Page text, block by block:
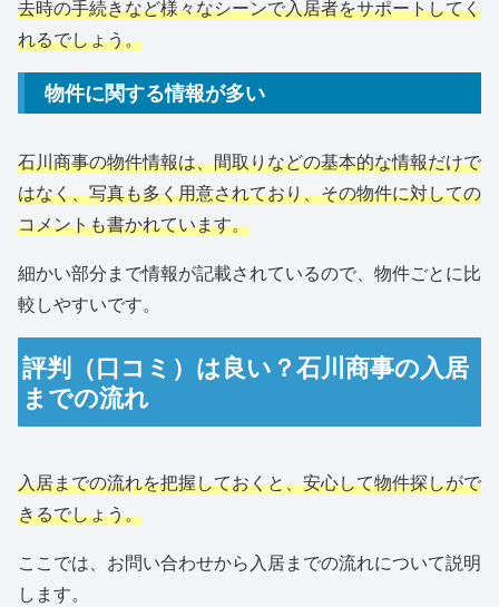
去時の手続きなど様々なシーンで入居者をサポートしてく
れるでしょう。
物件に関する情報が多い
石川商事の物件情報は、間取りなどの基本的な情報だけで
はなく、写真も多く用意されており、その物件に対しての
コメントも書かれています。
細かい部分まで情報が記載されているので、物件ごとに比
較しやすいです。
評判（口コミ）は良い？石川商事の入居
までの流れ
入居までの流れを把握しておくと、安心して物件探しがで
きるでしょう。
ここでは、お問い合わせから入居までの流れについて説明
します。